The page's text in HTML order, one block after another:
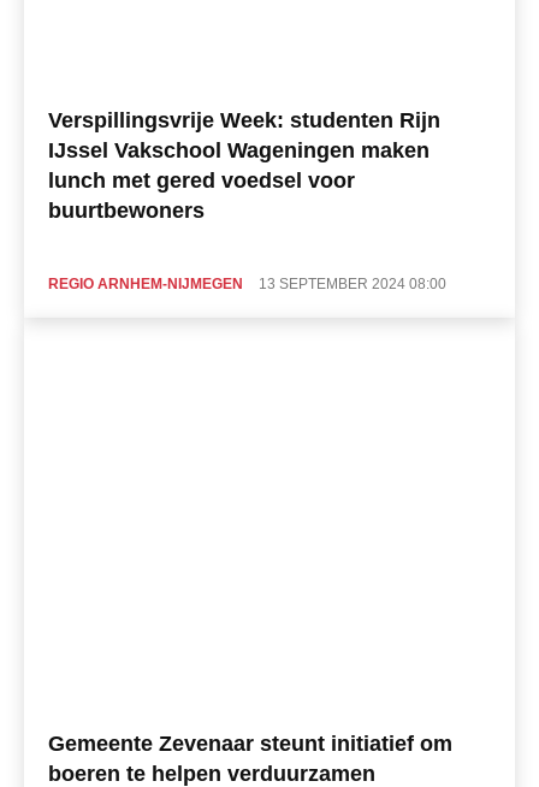
Verspillingsvrije Week: studenten Rijn
IJssel Vakschool Wageningen maken
lunch met gered voedsel voor
buurtbewoners
REGIO ARNHEM-NIJMEGEN 13 SEPTEMBER 2024 08:00
Gemeente Zevenaar steunt initiatief om
boeren te helpen verduurzamen